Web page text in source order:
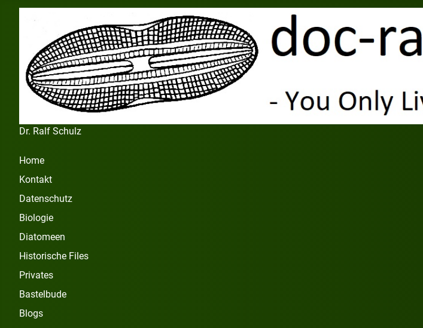
Dr. Ralf Schulz
Home
Kontakt
Datenschutz
Biologie
Diatomeen
Historische Files
Privates
Bastelbude
Blogs